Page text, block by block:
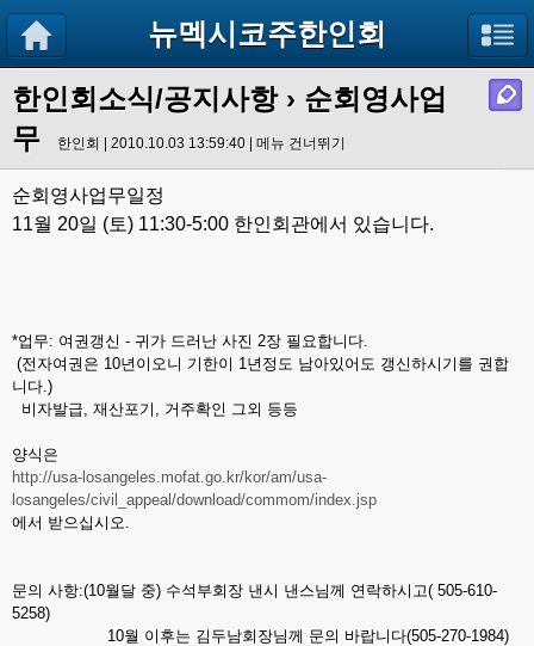
뉴멕시코주한인회
한인회소식/공지사항› 순회영사업
무
한인회 | 2010.10.03 13:59:40 | 메뉴 건너뛰기
순회영사업무일정
11월 20일 (토) 11:30-5:00 한인회관에서 있습니다.
*업무: 여권갱신 - 귀가 드러난 사진 2장 필요합니다.
(전자여권은 10년이오니 기한이 1년정도 남아있어도 갱신하시기를 권합
니다.)
비자발급, 재산포기, 거주확인 그외 등등
양식은
http://usa-losangeles.mofat.go.kr/kor/am/usa-
losangeles/civil_appeal/download/commom/index.jsp
에서 받으십시오.
문의 사항:(10월달 중) 수석부회장 낸시 낸스님께 연락하시고( 505-610-
5258)
10월 이후는 김두남회장님께 문의 바랍니다(505-270-1984)